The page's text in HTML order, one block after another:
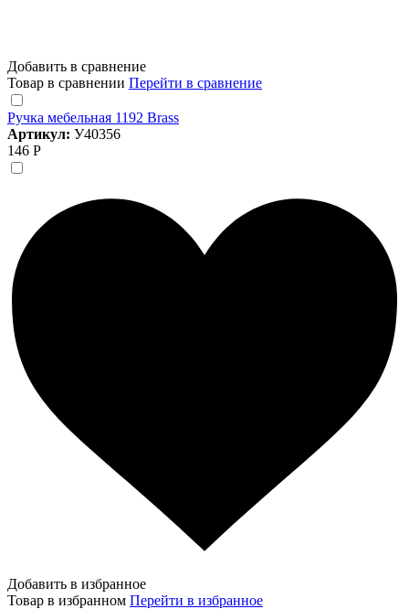
Добавить в сравнение
Товар в сравнении Перейти в сравнение
Ручка мебельная 1192 Brass
Артикул: У40356
146 Р
Добавить в избранное
Товар в избранном Перейти в избранное